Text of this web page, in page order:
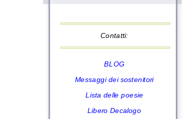
Contatti:
BLOG
Messaggi dei sostenitori
Lista delle poesie
Libero Decalogo